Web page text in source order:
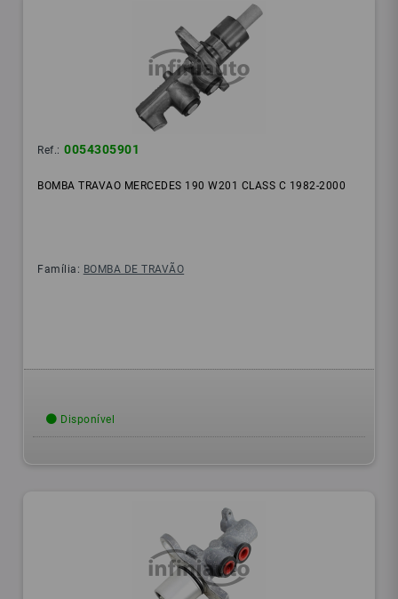
Ref.: 0054305901
BOMBA TRAVAO MERCEDES 190 W201 CLASS C 1982-2000
Família: BOMBA DE TRAVÃO
Disponível